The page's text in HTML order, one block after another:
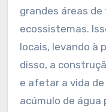
grandes áreas
ecossistemas.
locais, levando à
disso, a
e afetar a vida de
acúmulo de água